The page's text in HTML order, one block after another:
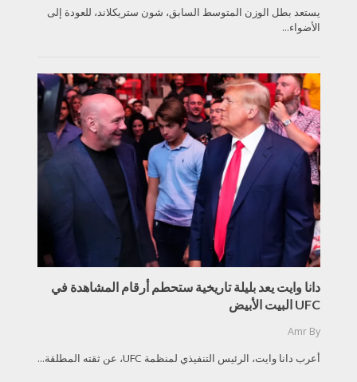
يستعد بطل الوزن المتوسط السابق، شون ستريكلاند، للعودة إلى
الأضواء...
دانا وايت يعد بليلة تاريخية ستحطم أرقام المشاهدة في
UFC البيت الأبيض
By
Amr
أعرب دانا وايت، الرئيس التنفيذي لمنظمة UFC، عن ثقته المطلقة...